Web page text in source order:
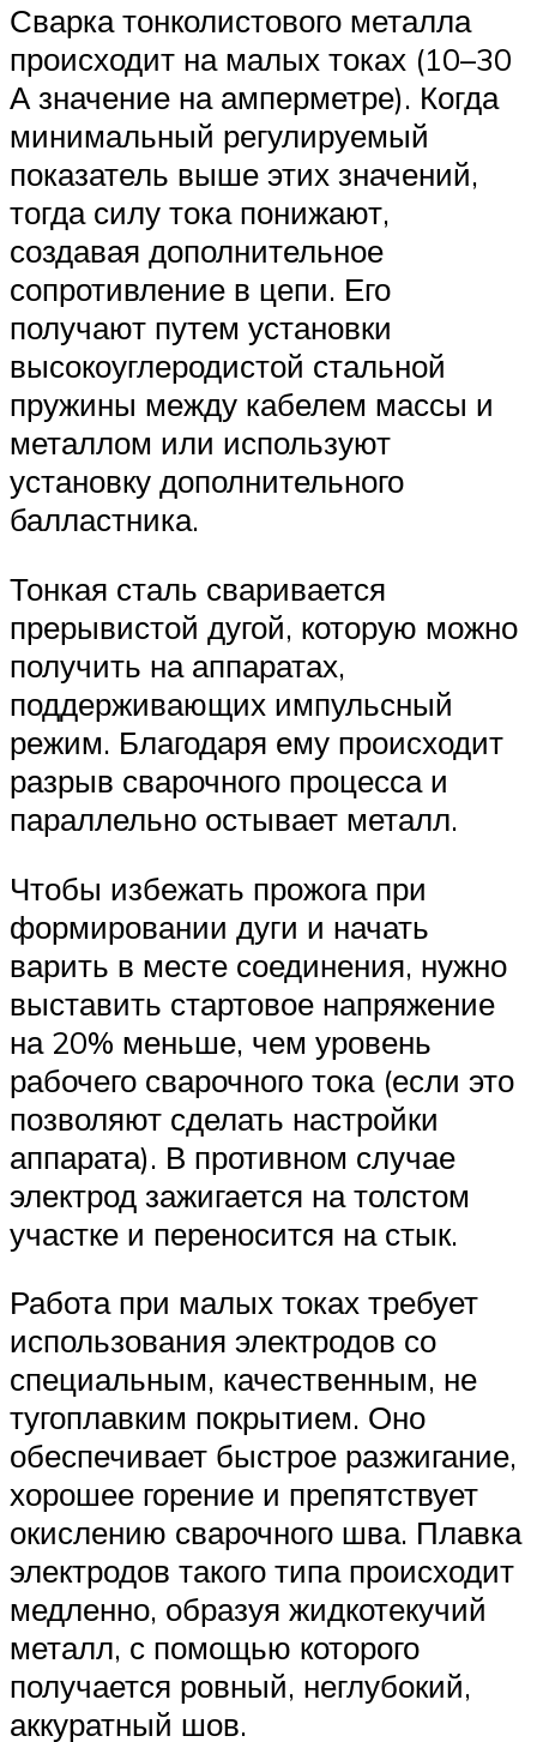
Сварка тонколистового металла
происходит на малых токах (10–30
А значение на амперметре). Когда
минимальный регулируемый
показатель выше этих значений,
тогда силу тока понижают,
создавая дополнительное
сопротивление в цепи. Его
получают путем установки
высокоуглеродистой стальной
пружины между кабелем массы и
металлом или используют
установку дополнительного
балластника.
Тонкая сталь сваривается
прерывистой дугой, которую можно
получить на аппаратах,
поддерживающих импульсный
режим. Благодаря ему происходит
разрыв сварочного процесса и
параллельно остывает металл.
Чтобы избежать прожога при
формировании дуги и начать
варить в месте соединения, нужно
выставить стартовое напряжение
на 20% меньше, чем уровень
рабочего сварочного тока (если это
позволяют сделать настройки
аппарата). В противном случае
электрод зажигается на толстом
участке и переносится на стык.
Работа при малых токах требует
использования электродов со
специальным, качественным, не
тугоплавким покрытием. Оно
обеспечивает быстрое разжигание,
хорошее горение и препятствует
окислению сварочного шва. Плавка
электродов такого типа происходит
медленно, образуя жидкотекучий
металл, с помощью которого
получается ровный, неглубокий,
аккуратный шов.